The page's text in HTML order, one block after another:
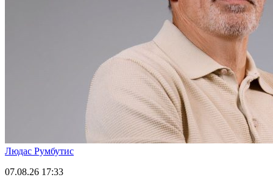
Людас Румбутис
07.08.26 17:33